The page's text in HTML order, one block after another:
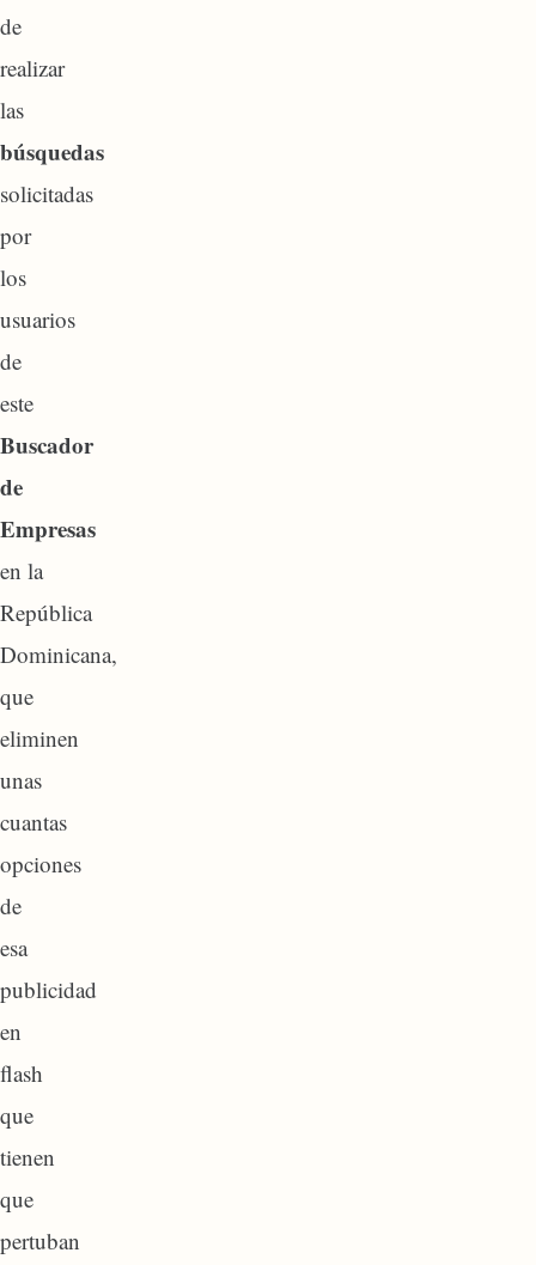
de
realizar
las
búsquedas
solicitadas
por
los
usuarios
de
este
Buscador
de
Empresas
en la
República
Dominicana,
que
eliminen
unas
cuantas
opciones
de
esa
publicidad
en
flash
que
tienen
que
pertuban